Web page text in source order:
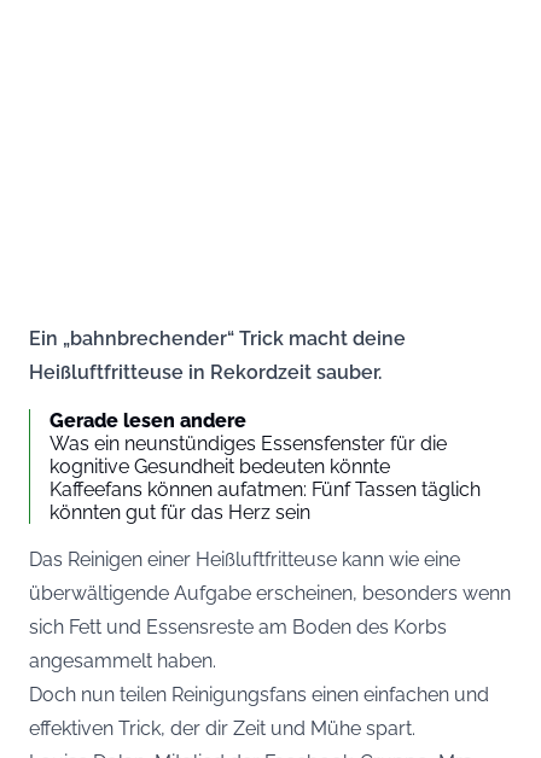
Ein „bahnbrechender“ Trick macht deine
Heißluftfritteuse in Rekordzeit sauber.
Gerade lesen andere
Was ein neunstündiges Essensfenster für die
kognitive Gesundheit bedeuten könnte
Kaffeefans können aufatmen: Fünf Tassen täglich
könnten gut für das Herz sein
Das Reinigen einer Heißluftfritteuse kann wie eine
überwältigende Aufgabe erscheinen, besonders wenn
sich Fett und Essensreste am Boden des Korbs
angesammelt haben.
Doch nun teilen Reinigungsfans einen einfachen und
effektiven Trick, der dir Zeit und Mühe spart.